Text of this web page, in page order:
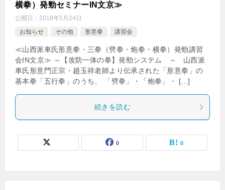
横拳）発勁セミナーIN文京≫
公開日： 2018年5月24日
お知らせ
その他 形意拳 講習会
≪山西派車氏形意拳・三拳（劈拳・炮拳・横拳）発勁講習
会IN文京≫ ～【攻防一体の拳】発勁システム ～ 山西派
車氏形意門正宗・趙玉祥老師より伝承された「形意拳」の
基本拳「五行拳」のうち、 「劈拳」・「炮拳」・ […]
続きを読む
0 0